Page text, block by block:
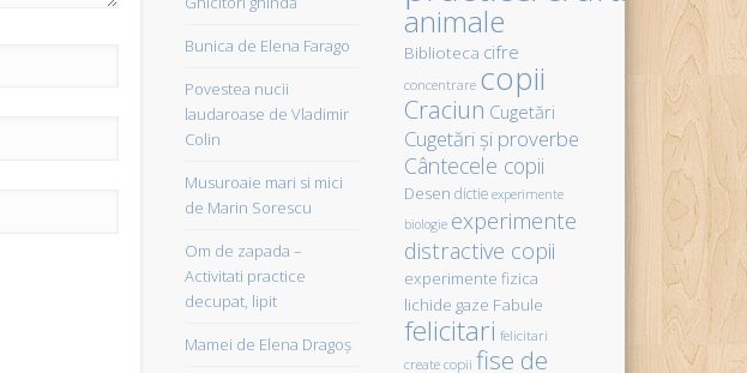
Bunica de Elena Farago
Povestea nucii
laudaroase de Vladimir
Colin
Musuroaie mari si mici
de Marin Sorescu
Om de zapada –
Activitati practice
decupat, lipit
Mamei de Elena Dragoş
animale
Biblioteca cifre
concentrare copii
Craciun Cugetări
Cugetări şi proverbe
Cântecele copii
Desen dictie experimente
biologie experimente
distractive copii
experimente fizica
lichide gaze Fabule
felicitari felicitari
create copii fise de